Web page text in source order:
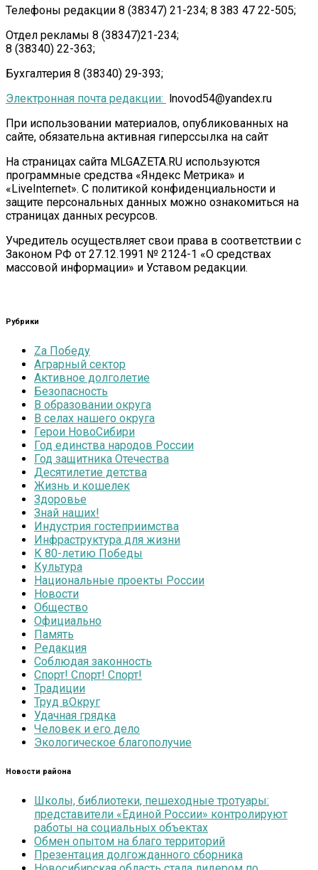
Телефоны редакции 8 (38347) 21-234; 8 383 47 22-505;
Отдел рекламы 8 (38347)21-234;
8 (38340) 22-363;
Бухгалтерия 8 (38340) 29-393;
Электронная почта редакции:
lnovod54@yandex.ru
При использовании материалов, опубликованных на
сайте, обязательна активная гиперссылка на сайт
На страницах сайта MLGAZETA.RU используются
программные средства «Яндекс Метрика» и
«LiveInternet». С политикой конфиденциальности и
защите персональных данных можно ознакомиться на
страницах данных ресурсов.
Учредитель осуществляет свои права в соответствии с
Законом РФ от 27.12.1991 № 2124-1 «О средствах
массовой информации» и Уставом редакции.
Рубрики
Zа Победу
Аграрный сектор
Активное долголетие
Безопасность
В образовании округа
В селах нашего округа
Герои НовоСибири
Год единства народов России
Год защитника Отечества
Десятилетие детства
Жизнь и кошелек
Здоровье
Знай наших!
Индустрия гостеприимства
Инфраструктура для жизни
К 80-летию Победы
Культура
Национальные проекты России
Новости
Общество
Официально
Память
Редакция
Соблюдая законность
Спорт! Спорт! Спорт!
Традиции
Труд вОкруг
Удачная грядка
Человек и его дело
Экологическое благополучие
Новости района
Школы, библиотеки, пешеходные тротуары:
представители «Единой России» контролируют
работы на социальных объектах
Обмен опытом на благо территорий
Презентация долгожданного сборника